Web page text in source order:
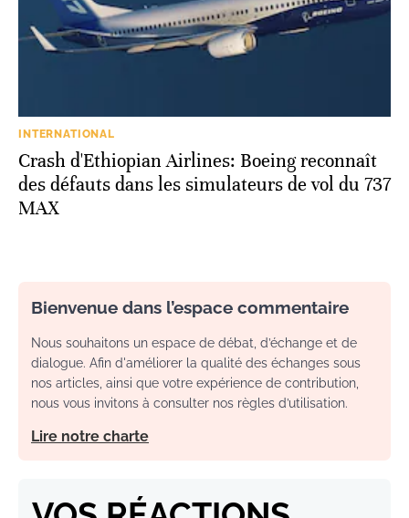
INTERNATIONAL
Crash d'Ethiopian Airlines: Boeing reconnaît
des défauts dans les simulateurs de vol du 737
MAX
Bienvenue dans l’espace commentaire
Nous souhaitons un espace de débat, d’échange et de
dialogue. Afin d'améliorer la qualité des échanges sous
nos articles, ainsi que votre expérience de contribution,
nous vous invitons à consulter nos règles d’utilisation.
Lire notre charte